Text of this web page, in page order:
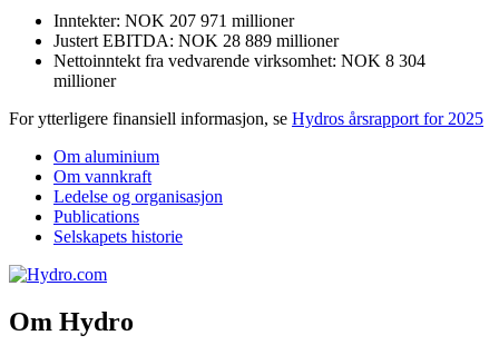
Inntekter: NOK 207 971 millioner
Justert EBITDA: NOK 28 889 millioner
Nettoinntekt fra vedvarende virksomhet: NOK 8 304
millioner
For ytterligere finansiell informasjon, se Hydros årsrapport for 2025
Om aluminium
Om vannkraft
Ledelse og organisasjon
Publications
Selskapets historie
Om Hydro